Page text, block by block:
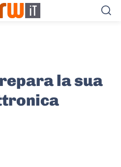
la sua